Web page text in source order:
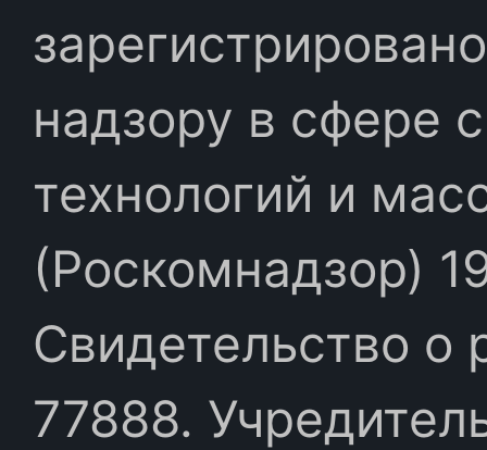
надзору в сфере
технологий и
(Роскомнадзор)
Свидетельство
77888.